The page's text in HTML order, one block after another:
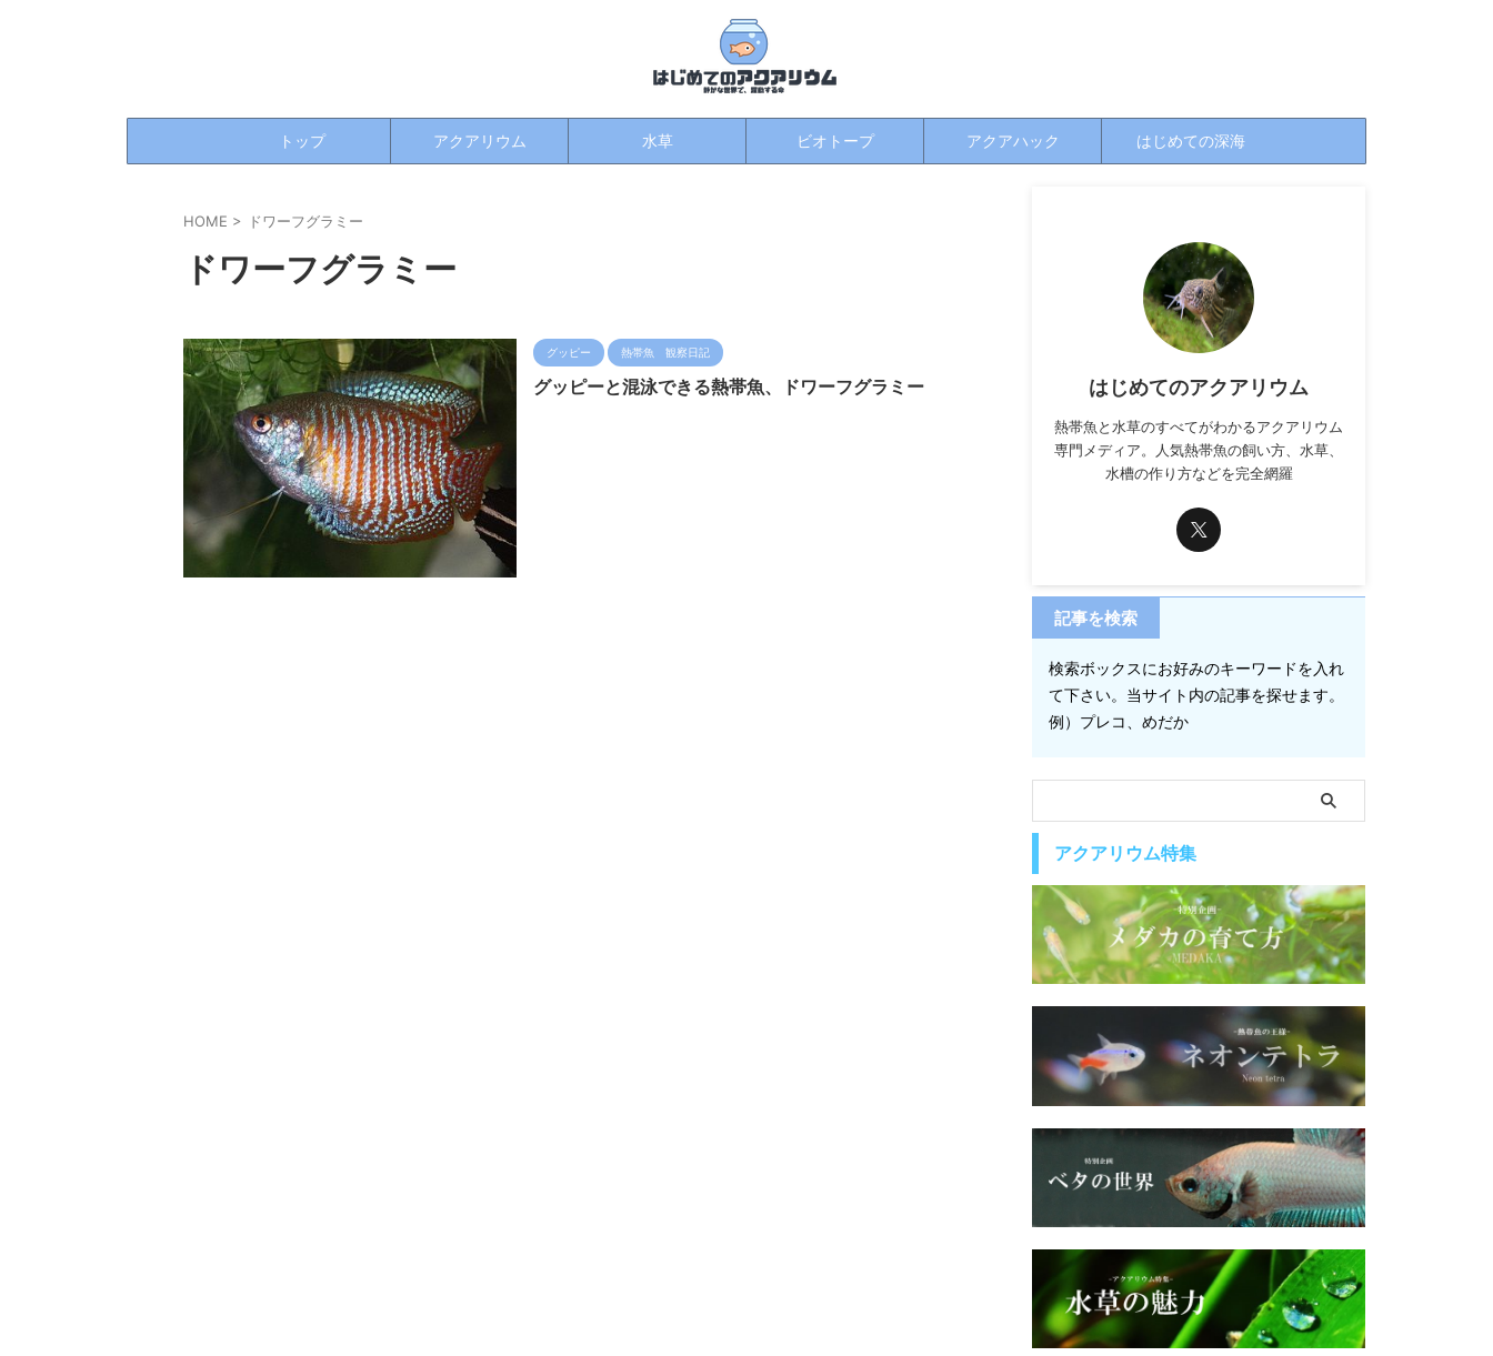
トップ アクアリウム 水草 ビオトープ アクアハック はじめての深海
HOME > ドワーフグラミー
ドワーフグラミー
グッピー 熱帯魚 観察日記
グッピーと混泳できる熱帯魚、ドワーフグラミー はじめてのアクアリウム
熱帯魚と水草のすべてがわかるアクアリウム
専門メディア。人気熱帯魚の飼い方、水草、
水槽の作り方などを完全網羅
記事を検索
検索ボックスにお好みのキーワードを入れ
て下さい。当サイト内の記事を探せます。
例）プレコ、めだか
アクアリウム特集